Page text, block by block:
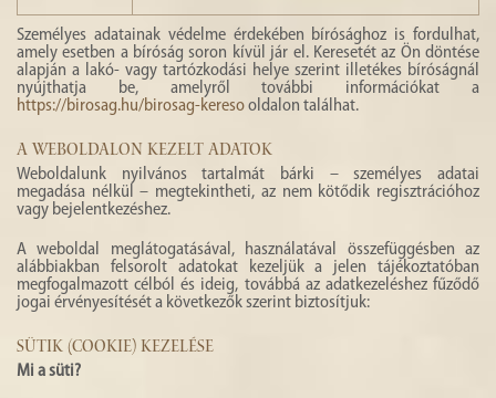
Személyes adatainak védelme érdekében bírósághoz is fordulhat,
amely esetben a bíróság soron kívül jár el. Keresetét az Ön döntése
alapján a lakó- vagy tartózkodási helye szerint illetékes bíróságnál
nyújthatja be, amelyről további információkat a
https://birosag.hu/birosag-keresooldalon találhat.
A WEBOLDALON KEZELT ADATOK
Weboldalunk nyilvános tartalmát bárki – személyes adatai
megadása nélkül – megtekintheti, az nem kötődik regisztrációhoz
vagy bejelentkezéshez.
A weboldal meglátogatásával, használatával összefüggésben az
alábbiakban felsorolt adatokat kezeljük a jelen tájékoztatóban
megfogalmazott célból és ideig, továbbá az adatkezeléshez fűződő
jogai érvényesítését a következők szerint biztosítjuk:
SÜTIK (COOKIE) KEZELÉSE
Mi a süti?